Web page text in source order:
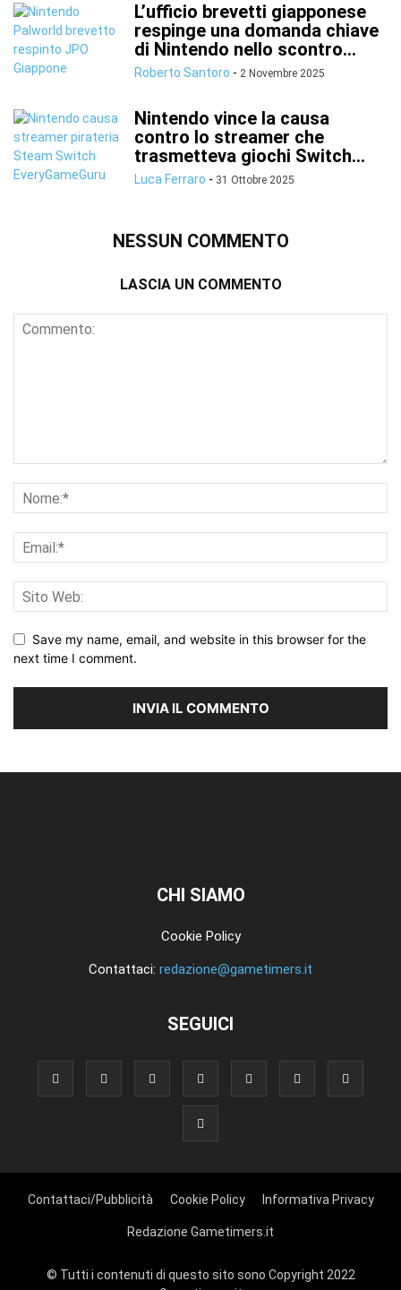
L’ufficio brevetti giapponese
respinge una domanda chiave
di Nintendo nello scontro...
Roberto Santoro - 2 Novembre 2025
Nintendo vince la causa
contro lo streamer che
trasmetteva giochi Switch...
Luca Ferraro - 31 Ottobre 2025
NESSUN COMMENTO
LASCIA UN COMMENTO
Save my name, email, and website in this browser for the
next time I comment.
CHI SIAMO
Cookie Policy
Contattaci: redazione@gametimers.it
SEGUICI
Contattaci/Pubblicità Cookie Policy Informativa Privacy
Redazione Gametimers.it
© Tutti i contenuti di questo sito sono Copyright 2022